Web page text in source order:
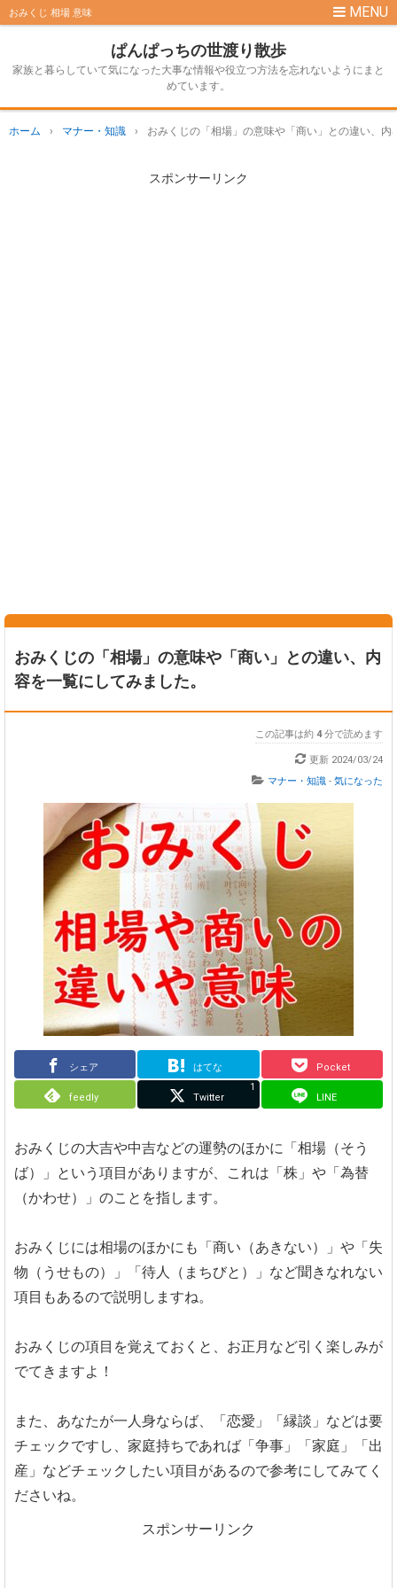
おみくじ 相場 意味
ぱんぱっちの世渡り散歩
家族と暮らしていて気になった大事な情報や役立つ方法を忘れないようにまと
めています。
ホーム › マナー・知識 › おみくじの「相場」の意味や「商い」との違い、内
スポンサーリンク
おみくじの「相場」の意味や「商い」との違い、内
容を一覧にしてみました。
この記事は約 4分で読めます
更新 2024/03/24
マナー・知識 - 気になった
シェア はてな Pocket
feedly Twitter
1
LINE
おみくじの大吉や中吉などの運勢のほかに「相場（そう
ば）」という項目がありますが、これは「株」や「為替
（かわせ）」のことを指します。
おみくじには相場のほかにも「商い（あきない）」や「失
物（うせもの）」「待人（まちびと）」など聞きなれない
項目もあるので説明しますね。
おみくじの項目を覚えておくと、お正月など引く楽しみが
でてきますよ！
また、あなたが一人身ならば、「恋愛」「縁談」などは要
チェックですし、家庭持ちであれば「争事」「家庭」「出
産」などチェックしたい項目があるので参考にしてみてく
ださいね。
スポンサーリンク